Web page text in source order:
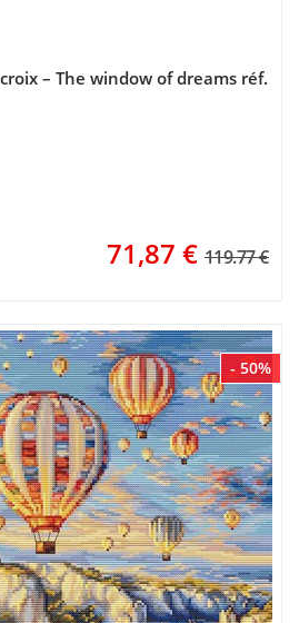
– The window of dreams réf.
71,87 € 119.77 €
- 50%